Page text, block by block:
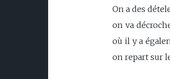
On a des
on va
où il y a
on repart sur